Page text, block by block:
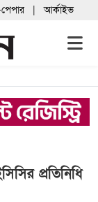
আর্কাইভ
প্রতিনিধি